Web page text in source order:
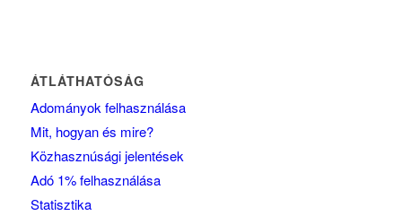
ÁTLÁTHATÓSÁG
Adományok felhasználása
Mit, hogyan és mire?
Közhasznúsági jelentések
Adó 1% felhasználása
Statisztika